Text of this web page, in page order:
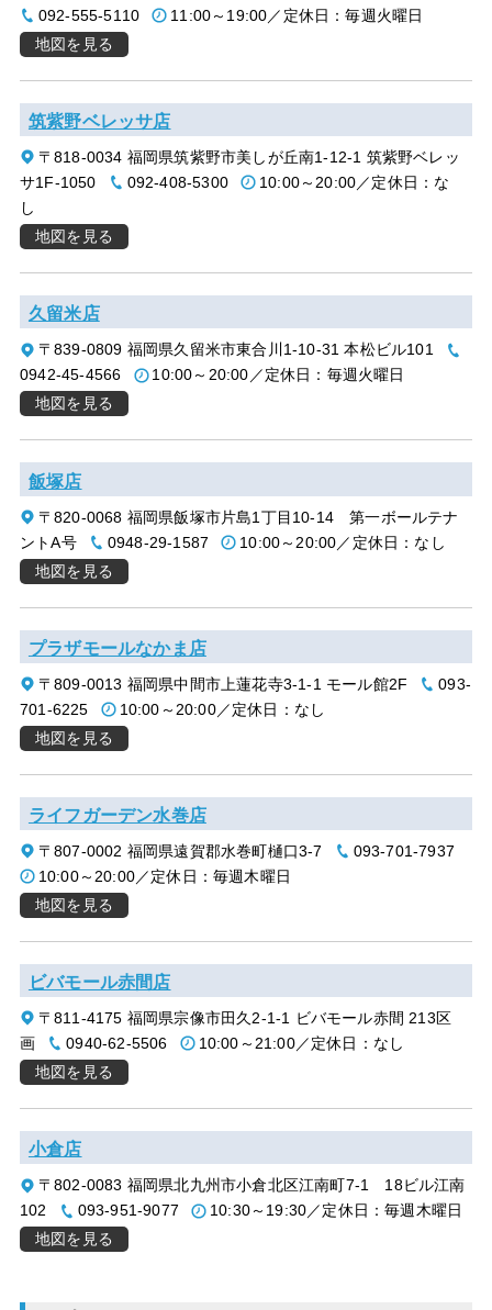
092-555-5110
11:00～19:00／定休日：毎週火曜日
地図を見る
筑紫野ベレッサ店
〒818-0034 福岡県筑紫野市美しが丘南1-12-1 筑紫野ベレッ
サ1F-1050
092-408-5300
10:00～20:00／定休日：な
し
地図を見る
久留米店
〒839-0809 福岡県久留米市東合川1-10-31 本松ビル101
0942-45-4566
10:00～20:00／定休日：毎週火曜日
地図を見る
飯塚店
〒820-0068 福岡県飯塚市片島1丁目10-14 第一ボールテナ
ントA号
0948-29-1587
10:00～20:00／定休日：なし
地図を見る
プラザモールなかま店
〒809-0013 福岡県中間市上蓮花寺3-1-1 モール館2F
093-
701-6225
10:00～20:00／定休日：なし
地図を見る
ライフガーデン水巻店
〒807-0002 福岡県遠賀郡水巻町樋口3-7
093-701-7937
10:00～20:00／定休日：毎週木曜日
地図を見る
ビバモール赤間店
〒811-4175 福岡県宗像市田久2-1-1 ビバモール赤間 213区
画
0940-62-5506
10:00～21:00／定休日：なし
地図を見る
小倉店
〒802-0083 福岡県北九州市小倉北区江南町7-1 18ビル江南
102
093-951-9077
10:30～19:30／定休日：毎週木曜日
地図を見る